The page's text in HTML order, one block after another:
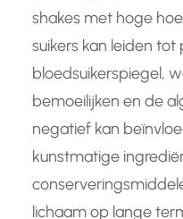
shakes met hoge
suikers kan leiden
bloedsuikerspiegel,
bemoeilijken en de
negatief kan
kunstmatige
lichaam op lange